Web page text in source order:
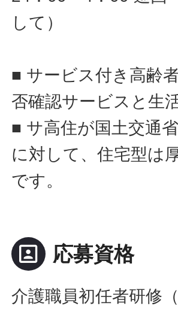
して）
■ サービス付き高齢
否確認サービスと生
■ サ高住が国土交通
に対して、住宅型は
です。
portrait 応募資格
介護職員初任者研修